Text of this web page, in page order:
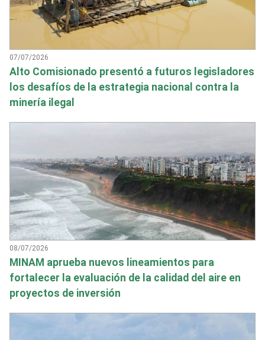
07/07/2026
Alto Comisionado presentó a futuros legisladores
los desafíos de la estrategia nacional contra la
minería ilegal
08/07/2026
MINAM aprueba nuevos lineamientos para
fortalecer la evaluación de la calidad del aire en
proyectos de inversión